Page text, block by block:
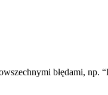
błędami, np.